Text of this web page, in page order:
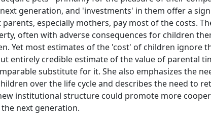
generation, and 'investments' in them offer a
parents, especially mothers, pay most of the costs.
often with adverse consequences for children
Yet most estimates of the 'cost' of children ignore
entirely credible estimate of the value of parental
substitute for it. She also emphasizes the
over the life cycle and describes the need to
institutional structure could promote more
next generation.